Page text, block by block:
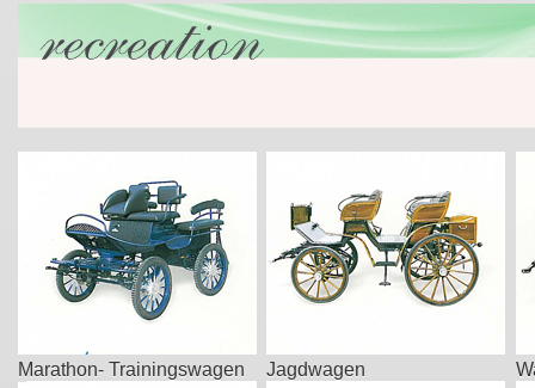
Marathon- Trainingswagen Jagdwagen